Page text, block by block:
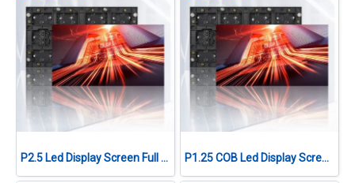
P2.5 Led Display Screen Full Color Module Indoor P1.25 COB Led Display Screen Module Indoor